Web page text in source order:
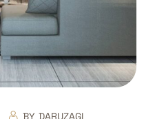
BY DARUZAGI